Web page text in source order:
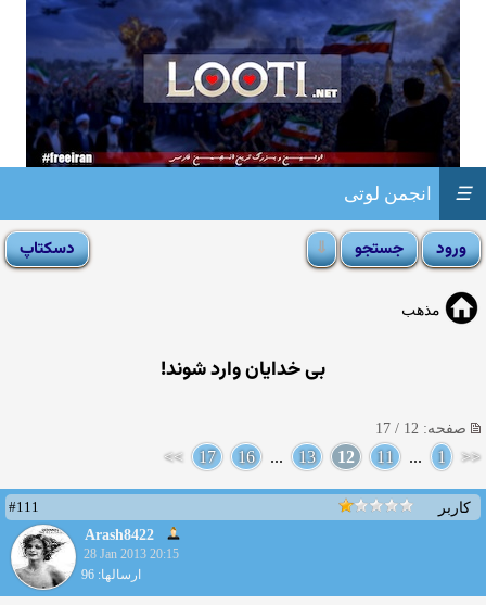
انجمن لوتی ☰
مذهب
بی خدایان وارد شوند!
صفحه: 12 / 17
<<
1
...
11
12
13
...
16
17
>>
کاربر
#111
Arash8422
28 Jan 2013 20:15
ارسالها: 96